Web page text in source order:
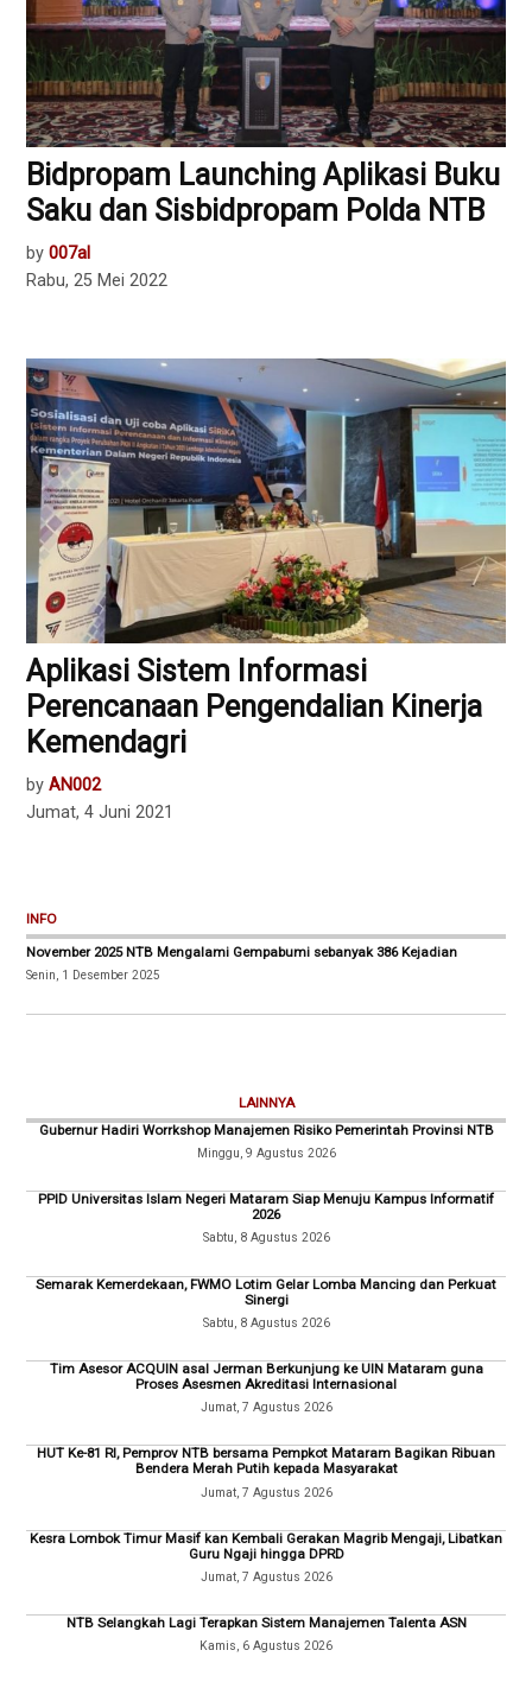
Bidpropam Launching Aplikasi Buku
Saku dan Sisbidpropam Polda NTB
by 007al
Rabu, 25 Mei 2022
Aplikasi Sistem Informasi
Perencanaan Pengendalian Kinerja
Kemendagri
by AN002
Jumat, 4 Juni 2021
INFO
November 2025 NTB Mengalami Gempabumi sebanyak 386 Kejadian
Senin, 1 Desember 2025
LAINNYA
Gubernur Hadiri Worrkshop Manajemen Risiko Pemerintah Provinsi NTB
Minggu, 9 Agustus 2026
PPID Universitas Islam Negeri Mataram Siap Menuju Kampus Informatif
2026
Sabtu, 8 Agustus 2026
Semarak Kemerdekaan, FWMO Lotim Gelar Lomba Mancing dan Perkuat
Sinergi
Sabtu, 8 Agustus 2026
Tim Asesor ACQUIN asal Jerman Berkunjung ke UIN Mataram guna
Proses Asesmen Akreditasi Internasional
Jumat, 7 Agustus 2026
HUT Ke-81 RI, Pemprov NTB bersama Pempkot Mataram Bagikan Ribuan
Bendera Merah Putih kepada Masyarakat
Jumat, 7 Agustus 2026
Kesra Lombok Timur Masif kan Kembali Gerakan Magrib Mengaji, Libatkan
Guru Ngaji hingga DPRD
Jumat, 7 Agustus 2026
NTB Selangkah Lagi Terapkan Sistem Manajemen Talenta ASN
Kamis, 6 Agustus 2026